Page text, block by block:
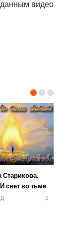
видео
Старикова.
свет во тьме
2